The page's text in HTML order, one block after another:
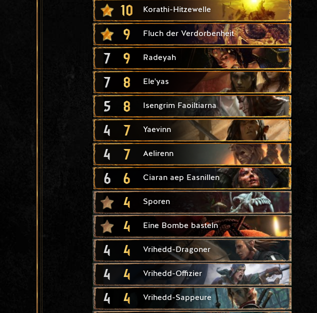
10 Korathi-Hitzewelle
9 Fluch der Verdorbenheit
7 9 Radeyah
7 8 Ele'yas
5 8 Isengrim Faoiltiarna
4 7 Yaevinn
4 7 Aelirenn
6 6 Ciaran aep Easnillen
4 Sporen
4 Eine Bombe basteln
4 4 Vrihedd-Dragoner
4 4 Vrihedd-Offizier
4 4 Vrihedd-Sappeure